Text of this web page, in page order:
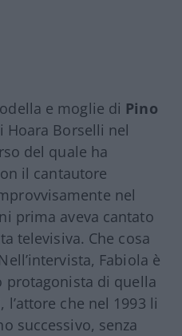
e moglie di Pino
Hoara Borselli nel
del quale ha
il cantautore
nel
prima aveva cantato
televisiva. Che cosa
Fabiola è
protagonista di quella
, l’attore che nel 1993 li
successivo, senza